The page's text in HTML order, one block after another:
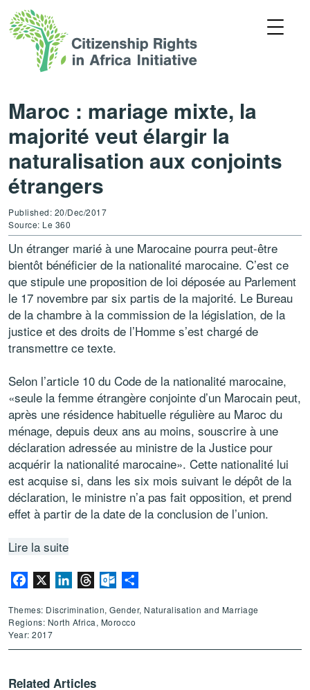
Maroc : mariage mixte, la
majorité veut élargir la
naturalisation aux conjoints
étrangers
Published: 20/Dec/2017
Source: Le 360
Un étranger marié à une Marocaine pourra peut-être
bientôt bénéficier de la nationalité marocaine. C’est ce
que stipule une proposition de loi déposée au Parlement
le 17 novembre par six partis de la majorité. Le Bureau
de la chambre à la commission de la législation, de la
justice et des droits de l’Homme s’est chargé de
transmettre ce texte.
Selon l’article 10 du Code de la nationalité marocaine,
«seule la femme étrangère conjointe d’un Marocain peut,
après une résidence habituelle régulière au Maroc du
ménage, depuis deux ans au moins, souscrire à une
déclaration adressée au ministre de la Justice pour
acquérir la nationalité marocaine». Cette nationalité lui
est acquise si, dans les six mois suivant le dépôt de la
déclaration, le ministre n’a pas fait opposition, et prend
effet à partir de la date de la conclusion de l’union.
Lire la suite
Facebook LinkedInThreadsOutlook.com
Themes: Discrimination, Gender, Naturalisation and Marriage
Regions: North Africa, Morocco
Year: 2017
Related Articles